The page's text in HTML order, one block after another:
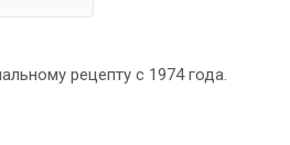
рецепту с 1974 года.